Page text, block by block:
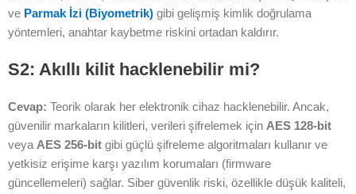
ve Parmak İzi (Biyometrik) gibi gelişmiş kimlik doğrulama
yöntemleri, anahtar kaybetme riskini ortadan kaldırır.
S2: Akıllı kilit hacklenebilir mi?
Cevap: Teorik olarak her elektronik cihaz hacklenebilir. Ancak,
güvenilir markaların kilitleri, verileri şifrelemek için AES 128-bit
veya AES 256-bit gibi güçlü şifreleme algoritmaları kullanır ve
yetkisiz erişime karşı yazılım korumaları (firmware
güncellemeleri) sağlar. Siber güvenlik riski, özellikle düşük kaliteli,